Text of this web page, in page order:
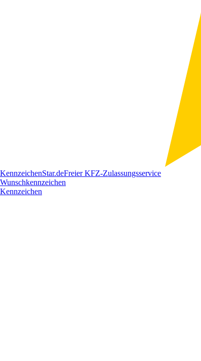
KennzeichenStar.deFreier KFZ-Zulassungsservice
Wunschkennzeichen
Kennzeichen